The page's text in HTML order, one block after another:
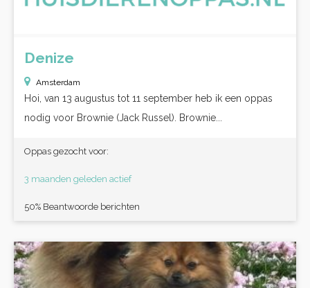
Denize
Amsterdam
Hoi, van 13 augustus tot 11 september heb ik een oppas
nodig voor Brownie (Jack Russel). Brownie...
Oppas gezocht voor:
3 maanden geleden actief
50% Beantwoorde berichten